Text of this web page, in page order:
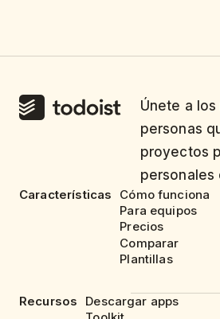
Únete a
personas
proyectos
personales
Características
Cómo funciona
Para equipos
Precios
Comparar
Plantillas
Recursos
Descargar apps